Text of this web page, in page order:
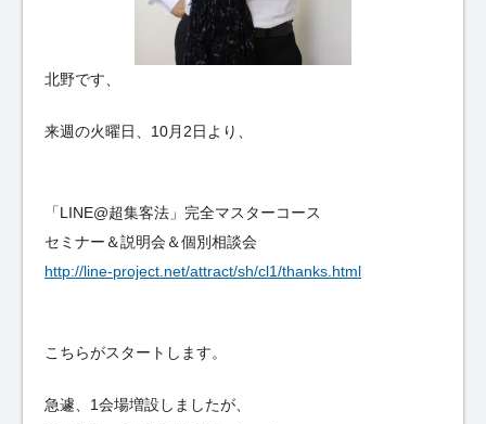
北野です、
来週の火曜日、10月2日より、
「LINE@超集客法」完全マスターコース
セミナー＆説明会＆個別相談会
http://line-project.net/attract/sh/cl1/thanks.html
こちらがスタートします。
急遽、1会場増設しましたが、